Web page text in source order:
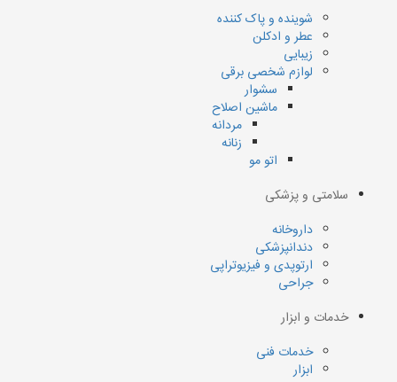
شوینده و پاک کننده
عطر و ادکلن
زیبایی
لوازم شخصی برقی
سشوار
ماشین اصلاح
مردانه
زنانه
اتو مو
سلامتی و پزشکی
داروخانه
دندانپزشکی
ارتوپدی و فیزیوتراپی
جراحی
خدمات و ابزار
خدمات فنی
ابزار